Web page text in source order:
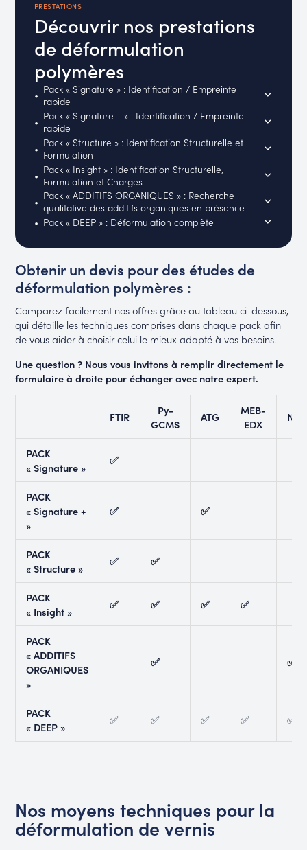
PRESTATIONS
Découvrir nos prestations
de déformulation
polymères
Pack « Signature » : Identification / Empreinte
rapide
Pack « Signature + » : Identification / Empreinte
rapide
Pack « Structure » : Identification Structurelle et
Formulation
Pack « Insight » : Identification Structurelle,
Formulation et Charges
Pack « ADDITIFS ORGANIQUES » : Recherche
qualitative des additifs organiques en présence
Pack « DEEP » : Déformulation complète
Obtenir un devis pour des études de
déformulation polymères :
Comparez facilement nos offres grâce au tableau ci-dessous,
qui détaille les techniques comprises dans chaque pack afin
de vous aider à choisir celui le mieux adapté à vos besoins.
Une question ? Nous vous invitons à remplir directement le
formulaire à droite pour échanger avec notre expert.
FTIR
Py-
GCMS
ATG
MEB-
EDX
NVR
PACK
« Signature »
✅
PACK
« Signature +
»
✅ ✅
PACK
« Structure »
✅ ✅
PACK
« Insight »
✅ ✅ ✅ ✅
PACK
« ADDITIFS
ORGANIQUES
»
✅ ✅
PACK
« DEEP »
✅ ✅ ✅ ✅ ✅
Nos moyens techniques pour la
déformulation de vernis